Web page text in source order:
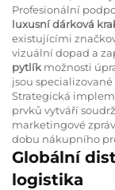
Profesionální
luxusní dárková
existujícími
vizuální dopad a
pytlík možnosti
jsou
Strategická
prvků vytváří
marketingové
dobu nákupního
Globální
logistika